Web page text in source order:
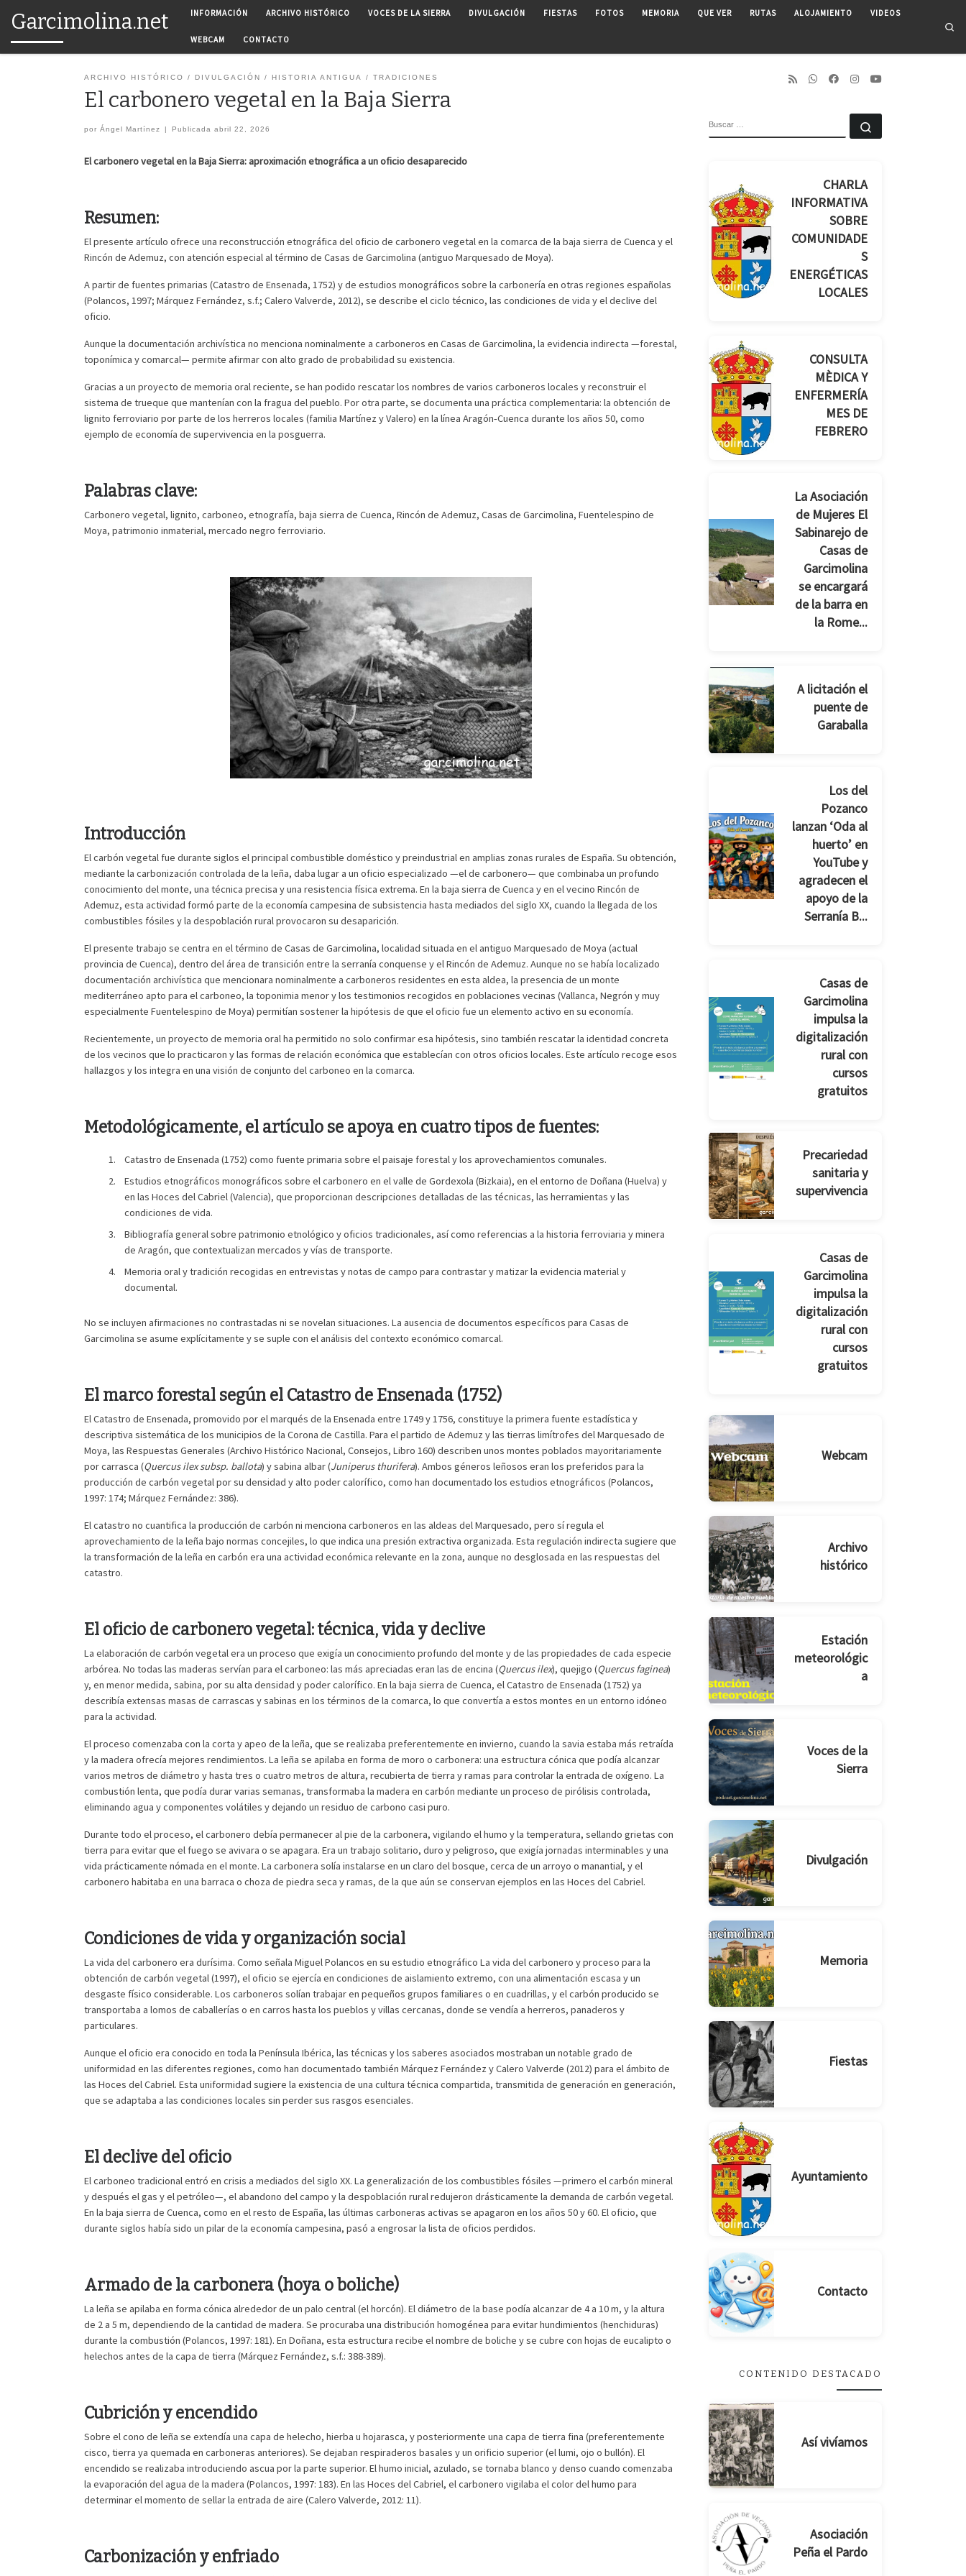
Saltar al contenido
Garcimolina.net INFORMACIÓN ARCHIVO HISTÓRICO VOCES DE LA SIERRA DIVULGACIÓN FIESTAS FOTOS MEMORIA QUE VER RUTAS ALOJAMIENTO VIDEOS
WEBCAM CONTACTO
ARCHIVO HISTÓRICO DIVULGACIÓN HISTORIA ANTIGUA TRADICIONES
El carbonero vegetal en la Baja Sierra
por Ángel Martínez | Publicadaabril 22, 2026
El carbonero vegetal en la Baja Sierra: aproximación etnográfica a un oficio desaparecido
Resumen:
El presente artículo ofrece una reconstrucción etnográfica del oficio de carbonero vegetal en la comarca de la baja sierra de Cuenca y el
Rincón de Ademuz, con atención especial al término de Casas de Garcimolina (antiguo Marquesado de Moya).
A partir de fuentes primarias (Catastro de Ensenada, 1752) y de estudios monográficos sobre la carbonería en otras regiones españolas
(Polancos, 1997; Márquez Fernández, s.f.; Calero Valverde, 2012), se describe el ciclo técnico, las condiciones de vida y el declive del
oficio.
Aunque la documentación archivística no menciona nominalmente a carboneros en Casas de Garcimolina, la evidencia indirecta —forestal,
toponímica y comarcal— permite afirmar con alto grado de probabilidad su existencia.
Gracias a un proyecto de memoria oral reciente, se han podido rescatar los nombres de varios carboneros locales y reconstruir el
sistema de trueque que mantenían con la fragua del pueblo. Por otra parte, se documenta una práctica complementaria: la obtención de
lignito ferroviario por parte de los herreros locales (familia Martínez y Valero) en la línea Aragón‑Cuenca durante los años 50, como
ejemplo de economía de supervivencia en la posguerra.
Palabras clave:
Carbonero vegetal, lignito, carboneo, etnografía, baja sierra de Cuenca, Rincón de Ademuz, Casas de Garcimolina, Fuentelespino de
Moya, patrimonio inmaterial, mercado negro ferroviario.
Introducción
El carbón vegetal fue durante siglos el principal combustible doméstico y preindustrial en amplias zonas rurales de España. Su obtención,
mediante la carbonización controlada de la leña, daba lugar a un oficio especializado —el de carbonero— que combinaba un profundo
conocimiento del monte, una técnica precisa y una resistencia física extrema. En la baja sierra de Cuenca y en el vecino Rincón de
Ademuz, esta actividad formó parte de la economía campesina de subsistencia hasta mediados del siglo XX, cuando la llegada de los
combustibles fósiles y la despoblación rural provocaron su desaparición.
El presente trabajo se centra en el término de Casas de Garcimolina, localidad situada en el antiguo Marquesado de Moya (actual
provincia de Cuenca), dentro del área de transición entre la serranía conquense y el Rincón de Ademuz. Aunque no se había localizado
documentación archivística que mencionara nominalmente a carboneros residentes en esta aldea, la presencia de un monte
mediterráneo apto para el carboneo, la toponimia menor y los testimonios recogidos en poblaciones vecinas (Vallanca, Negrón y muy
especialmente Fuentelespino de Moya) permitían sostener la hipótesis de que el oficio fue un elemento activo en su economía.
Recientemente, un proyecto de memoria oral ha permitido no solo confirmar esa hipótesis, sino también rescatar la identidad concreta
de los vecinos que lo practicaron y las formas de relación económica que establecían con otros oficios locales. Este artículo recoge esos
hallazgos y los integra en una visión de conjunto del carboneo en la comarca.
Metodológicamente, el artículo se apoya en cuatro tipos de fuentes:
Catastro de Ensenada (1752) como fuente primaria sobre el paisaje forestal y los aprovechamientos comunales.
Estudios etnográficos monográficos sobre el carbonero en el valle de Gordexola (Bizkaia), en el entorno de Doñana (Huelva) y
en las Hoces del Cabriel (Valencia), que proporcionan descripciones detalladas de las técnicas, las herramientas y las
condiciones de vida.
Bibliografía general sobre patrimonio etnológico y oficios tradicionales, así como referencias a la historia ferroviaria y minera
de Aragón, que contextualizan mercados y vías de transporte.
Memoria oral y tradición recogidas en entrevistas y notas de campo para contrastar y matizar la evidencia material y
documental.
No se incluyen afirmaciones no contrastadas ni se novelan situaciones. La ausencia de documentos específicos para Casas de
Garcimolina se asume explícitamente y se suple con el análisis del contexto económico comarcal.
El marco forestal según el Catastro de Ensenada (1752)
El Catastro de Ensenada, promovido por el marqués de la Ensenada entre 1749 y 1756, constituye la primera fuente estadística y
descriptiva sistemática de los municipios de la Corona de Castilla. Para el partido de Ademuz y las tierras limítrofes del Marquesado de
Moya, las Respuestas Generales (Archivo Histórico Nacional, Consejos, Libro 160) describen unos montes poblados mayoritariamente
por carrasca (Quercus ilex subsp. ballota) y sabina albar (Juniperus thurifera). Ambos géneros leñosos eran los preferidos para la
producción de carbón vegetal por su densidad y alto poder calorífico, como han documentado los estudios etnográficos (Polancos,
1997: 174; Márquez Fernández: 386).
El catastro no cuantifica la producción de carbón ni menciona carboneros en las aldeas del Marquesado, pero sí regula el
aprovechamiento de la leña bajo normas concejiles, lo que indica una presión extractiva organizada. Esta regulación indirecta sugiere que
la transformación de la leña en carbón era una actividad económica relevante en la zona, aunque no desglosada en las respuestas del
catastro.
El oficio de carbonero vegetal: técnica, vida y declive
La elaboración de carbón vegetal era un proceso que exigía un conocimiento profundo del monte y de las propiedades de cada especie
arbórea. No todas las maderas servían para el carboneo: las más apreciadas eran las de encina (Quercus ilex), quejigo (Quercus faginea)
y, en menor medida, sabina, por su alta densidad y poder calorífico. En la baja sierra de Cuenca, el Catastro de Ensenada (1752) ya
describía extensas masas de carrascas y sabinas en los términos de la comarca, lo que convertía a estos montes en un entorno idóneo
para la actividad.
El proceso comenzaba con la corta y apeo de la leña, que se realizaba preferentemente en invierno, cuando la savia estaba más retraída
y la madera ofrecía mejores rendimientos. La leña se apilaba en forma de moro o carbonera: una estructura cónica que podía alcanzar
varios metros de diámetro y hasta tres o cuatro metros de altura, recubierta de tierra y ramas para controlar la entrada de oxígeno. La
combustión lenta, que podía durar varias semanas, transformaba la madera en carbón mediante un proceso de pirólisis controlada,
eliminando agua y componentes volátiles y dejando un residuo de carbono casi puro.
Durante todo el proceso, el carbonero debía permanecer al pie de la carbonera, vigilando el humo y la temperatura, sellando grietas con
tierra para evitar que el fuego se avivara o se apagara. Era un trabajo solitario, duro y peligroso, que exigía jornadas interminables y una
vida prácticamente nómada en el monte. La carbonera solía instalarse en un claro del bosque, cerca de un arroyo o manantial, y el
carbonero habitaba en una barraca o choza de piedra seca y ramas, de la que aún se conservan ejemplos en las Hoces del Cabriel.
Condiciones de vida y organización social
La vida del carbonero era durísima. Como señala Miguel Polancos en su estudio etnográfico La vida del carbonero y proceso para la
obtención de carbón vegetal (1997), el oficio se ejercía en condiciones de aislamiento extremo, con una alimentación escasa y un
desgaste físico considerable. Los carboneros solían trabajar en pequeños grupos familiares o en cuadrillas, y el carbón producido se
transportaba a lomos de caballerías o en carros hasta los pueblos y villas cercanas, donde se vendía a herreros, panaderos y
particulares.
Aunque el oficio era conocido en toda la Península Ibérica, las técnicas y los saberes asociados mostraban un notable grado de
uniformidad en las diferentes regiones, como han documentado también Márquez Fernández y Calero Valverde (2012) para el ámbito de
las Hoces del Cabriel. Esta uniformidad sugiere la existencia de una cultura técnica compartida, transmitida de generación en generación,
que se adaptaba a las condiciones locales sin perder sus rasgos esenciales.
El declive del oficio
El carboneo tradicional entró en crisis a mediados del siglo XX. La generalización de los combustibles fósiles —primero el carbón mineral
y después el gas y el petróleo—, el abandono del campo y la despoblación rural redujeron drásticamente la demanda de carbón vegetal.
En la baja sierra de Cuenca, como en el resto de España, las últimas carboneras activas se apagaron en los años 50 y 60. El oficio, que
durante siglos había sido un pilar de la economía campesina, pasó a engrosar la lista de oficios perdidos.
Armado de la carbonera (hoya o boliche)
La leña se apilaba en forma cónica alrededor de un palo central (el horcón). El diámetro de la base podía alcanzar de 4 a 10 m, y la altura
de 2 a 5 m, dependiendo de la cantidad de madera. Se procuraba una distribución homogénea para evitar hundimientos (henchiduras)
durante la combustión (Polancos, 1997: 181). En Doñana, esta estructura recibe el nombre de boliche y se cubre con hojas de eucalipto o
helechos antes de la capa de tierra (Márquez Fernández, s.f.: 388-389).
Cubrición y encendido
Sobre el cono de leña se extendía una capa de helecho, hierba u hojarasca, y posteriormente una capa de tierra fina (preferentemente
cisco, tierra ya quemada en carboneras anteriores). Se dejaban respiraderos basales y un orificio superior (el lumi, ojo o bullón). El
encendido se realizaba introduciendo ascua por la parte superior. El humo inicial, azulado, se tornaba blanco y denso cuando comenzaba
la evaporación del agua de la madera (Polancos, 1997: 183). En las Hoces del Cabriel, el carbonero vigilaba el color del humo para
determinar el momento de sellar la entrada de aire (Calero Valverde, 2012: 11).
Carbonización y enfriado
CHARLA
INFORMATIVA
SOBRE
COMUNIDADE
S
ENERGÉTICAS
LOCALES
CONSULTA
MÈDICA Y
ENFERMERÍA
MES DE
FEBRERO
La Asociación
de Mujeres El
Sabinarejo de
Casas de
Garcimolina
se encargará
de la barra en
la Rome...
A licitación el
puente de
Garaballa
Los del
Pozanco
lanzan ‘Oda al
huerto’ en
YouTube y
agradecen el
apoyo de la
Serranía B...
Casas de
Garcimolina
impulsa la
digitalización
rural con
cursos
gratuitos
Precariedad
sanitaria y
supervivencia
Casas de
Garcimolina
impulsa la
digitalización
rural con
cursos
gratuitos
Webcam
Archivo
histórico
Estación
meteorológic
a
Voces de la
Sierra
Divulgación
Memoria
Fiestas
Ayuntamiento
Contacto
CONTENIDO DESTACADO
Así vivíamos
Asociación
Peña el Pardo